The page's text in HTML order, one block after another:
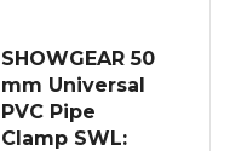
SHOWGEAR 50
mm Universal
PVC Pipe
Clamp SWL: